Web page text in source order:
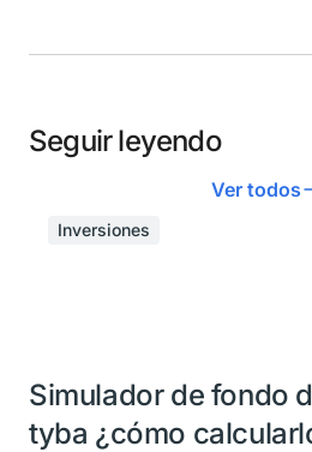
Seguir leyendo
Ver todos
Inversiones
Simulador de fondo
tyba ¿cómo